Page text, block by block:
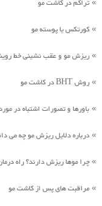
» تراکم در کاشت مو
» کورتکس یا پوسته مو
» ریزش مو و عقب نشینی خط
» روش BHT در کاشت مو
» باورها و تصورات اشتباه در
» درباره دلایل ریزش مو چه می
» چرا موها ریزش دارند؟ راه
» مراقبت های پس از کاشت مو